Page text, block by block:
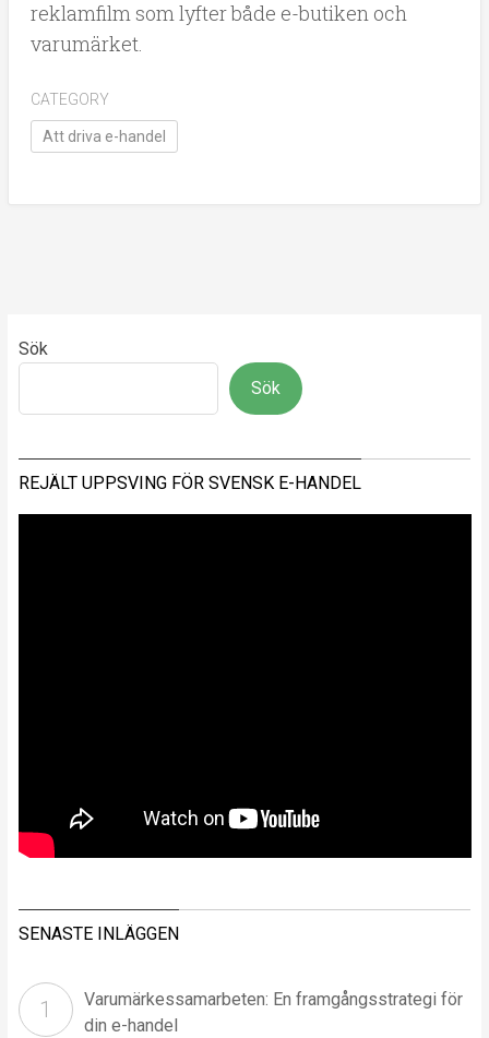
reklamfilm som lyfter både e-butiken och
varumärket.
CATEGORY
Att driva e-handel
Sök
Sök
REJÄLT UPPSVING FÖR SVENSK E-HANDEL
SENASTE INLÄGGEN
Varumärkessamarbeten: En framgångsstrategi för
din e-handel